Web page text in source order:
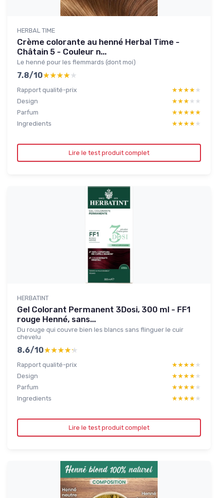
HERBAL TIME
Crème colorante au henné Herbal Time -
Châtain 5 - Couleur n...
Le henné pour les flemmards (dont moi)
7.8/10★★★★★
★★★★★
Rapport qualité-prix ★★★★★
★★★★★
Design
★★★★★
★★★★★
Parfum
★★★★★
★★★★★
Ingredients
★★★★★
★★★★★
Lire le test produit complet
HERBATINT
Gel Colorant Permanent 3Dosi, 300 ml - FF1
rouge Henné, sans...
Du rouge qui couvre bien les blancs sans flinguer le cuir
chevelu
8.6/10★★★★★
★★★★★
Rapport qualité-prix ★★★★★
★★★★★
Design
★★★★★
★★★★★
Parfum
★★★★★
★★★★★
Ingredients
★★★★★
★★★★★
Lire le test produit complet